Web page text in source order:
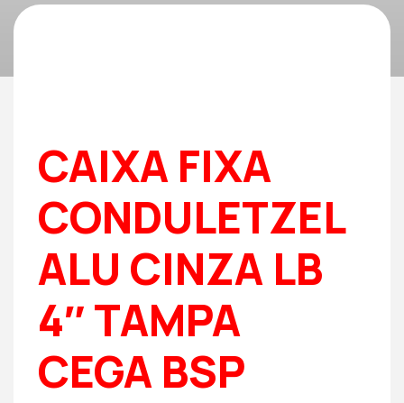
CAIXA FIXA
CONDULETZEL
ALU CINZA LB
4″ TAMPA
CEGA BSP